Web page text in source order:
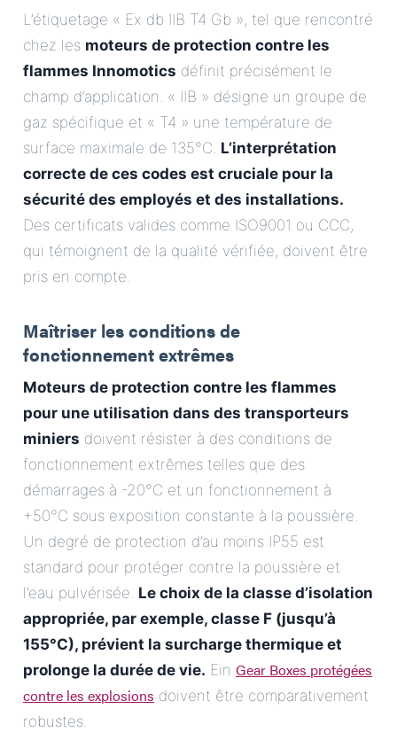
L’étiquetage « Ex db IIB T4 Gb », tel que rencontré
chez les moteurs de protection contre les
flammes Innomotics définit précisément le
champ d’application. « IIB » désigne un groupe de
gaz spécifique et « T4 » une température de
surface maximale de 135°C. L’interprétation
correcte de ces codes est cruciale pour la
sécurité des employés et des installations.
Des certificats valides comme ISO9001 ou CCC,
qui témoignent de la qualité vérifiée, doivent être
pris en compte.
Maîtriser les conditions de
fonctionnement extrêmes
Moteurs de protection contre les flammes
pour une utilisation dans des transporteurs
miniers doivent résister à des conditions de
fonctionnement extrêmes telles que des
démarrages à -20°C et un fonctionnement à
+50°C sous exposition constante à la poussière.
Un degré de protection d’au moins IP55 est
standard pour protéger contre la poussière et
l’eau pulvérisée. Le choix de la classe d’isolation
appropriée, par exemple, classe F (jusqu’à
155°C), prévient la surcharge thermique et
prolonge la durée de vie. Ein Gear Boxes protégées
contre les explosions doivent être comparativement
robustes.